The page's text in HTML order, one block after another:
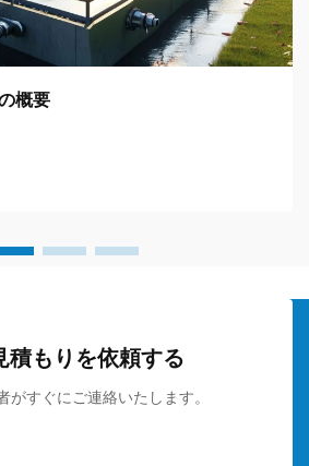
概要
積もりを依頼する
がすぐにご連絡いたします。